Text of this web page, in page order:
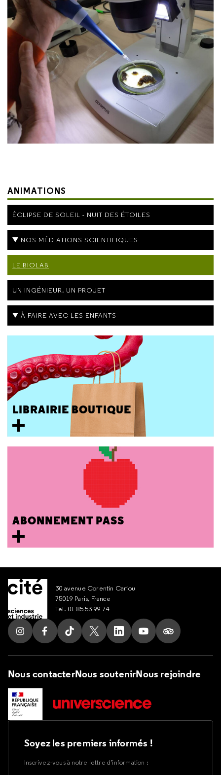
ANIMATIONS
ÉCLIPSE DE SOLEIL - NUIT DES ÉTOILES
NOS MÉDIATIONS SCIENTIFIQUES
LE BIOLAB
UN INGÉNIEUR, UN PROJET
À FAIRE AVEC LES ENFANTS
LIBRAIRIE BOUTIQUE
ABONNEMENT PASS
30 avenue Corentin Cariou
75019 Paris, France
Tel. 01 85 53 99 74
Nous contacterNous soutenirNous rejoindre
Soyez les premiers informés !
Inscrivez-vous à notre lettre d’information :